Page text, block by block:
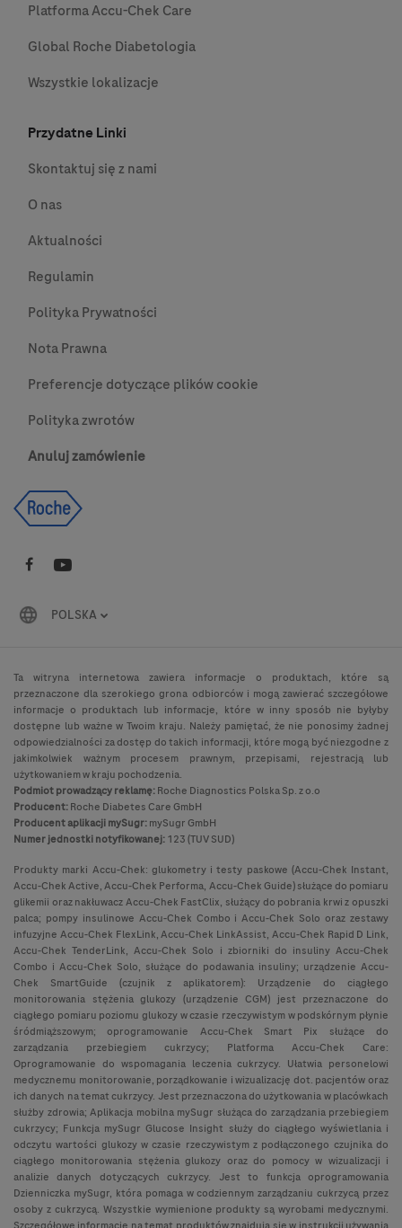
Platforma Accu-Chek Care
Global Roche Diabetologia
Wszystkie lokalizacje
Przydatne Linki
Skontaktuj się z nami
O nas
Aktualności
Regulamin
Polityka Prywatności
Nota Prawna
Preferencje dotyczące plików cookie
Polityka zwrotów
Anuluj zamówienie
POLSKA
Ta witryna internetowa zawiera informacje o produktach, które są
przeznaczone dla szerokiego grona odbiorców i mogą zawierać szczegółowe
informacje o produktach lub informacje, które w inny sposób nie byłyby
dostępne lub ważne w Twoim kraju. Należy pamiętać, że nie ponosimy żadnej
odpowiedzialności za dostęp do takich informacji, które mogą być niezgodne z
jakimkolwiek ważnym procesem prawnym, przepisami, rejestracją lub
użytkowaniem w kraju pochodzenia.
Podmiot prowadzący reklamę:Roche Diagnostics Polska Sp. z o.o
Producent:Roche Diabetes Care GmbH
Producent aplikacji mySugr:mySugr GmbH
Numer jednostki notyfikowanej:123 (TUV SUD)
Produkty marki Accu-Chek: glukometry i testy paskowe (Accu-Chek Instant,
Accu-Chek Active, Accu-Chek Performa, Accu-Chek Guide) służące do pomiaru
glikemii oraz nakłuwacz Accu-Chek FastClix, służący do pobrania krwi z opuszki
palca; pompy insulinowe Accu-Chek Combo i Accu-Chek Solo oraz zestawy
infuzyjne Accu-Chek FlexLink, Accu-Chek LinkAssist, Accu-Chek Rapid D Link,
Accu-Chek TenderLink, Accu-Chek Solo i zbiorniki do insuliny Accu-Chek
Combo i Accu-Chek Solo, służące do podawania insuliny; urządzenie Accu-
Chek SmartGuide (czujnik z aplikatorem): Urządzenie do ciągłego
monitorowania stężenia glukozy (urządzenie CGM) jest przeznaczone do
ciągłego pomiaru poziomu glukozy w czasie rzeczywistym w podskórnym płynie
śródmiąższowym; oprogramowanie Accu-Chek Smart Pix służące do
zarządzania przebiegiem cukrzycy; Platforma Accu-Chek Care:
Oprogramowanie do wspomagania leczenia cukrzycy. Ułatwia personelowi
medycznemu monitorowanie, porządkowanie i wizualizację dot. pacjentów oraz
ich danych na temat cukrzycy. Jest przeznaczona do użytkowania w placówkach
służby zdrowia; Aplikacja mobilna mySugr służąca do zarządzania przebiegiem
cukrzycy; Funkcja mySugr Glucose Insight służy do ciągłego wyświetlania i
odczytu wartości glukozy w czasie rzeczywistym z podłączonego czujnika do
ciągłego monitorowania stężenia glukozy oraz do pomocy w wizualizacji i
analizie danych dotyczących cukrzycy. Jest to funkcja oprogramowania
Dzienniczka mySugr, która pomaga w codziennym zarządzaniu cukrzycą przez
osoby z cukrzycą. Wszystkie wymienione produkty są wyrobami medycznymi.